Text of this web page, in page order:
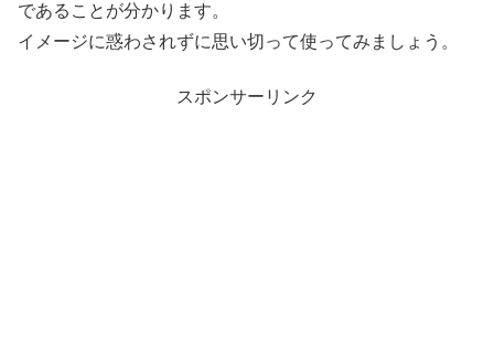
であることが分かります。
イメージに惑わされずに思い切って使ってみましょう。
スポンサーリンク